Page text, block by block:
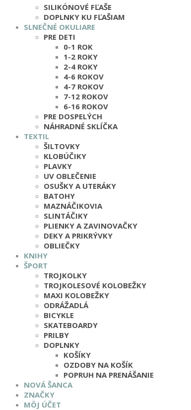
SILIKÓNOVÉ FĽAŠE
DOPLNKY KU FĽAŠIAM
SLNEČNÉ OKULIARE
PRE DETI
0-1 ROK
1-2 ROKY
2-4 ROKY
4-6 ROKOV
4-7 ROKOV
7-12 ROKOV
6-16 ROKOV
PRE DOSPELÝCH
NÁHRADNÉ SKLÍČKA
TEXTIL
ŠILTOVKY
KLOBÚČIKY
PLAVKY
UV OBLEČENIE
OSUŠKY A UTERÁKY
BATOHY
MAZNÁČIKOVIA
SLINTÁČIKY
PLIENKY A ZAVINOVAČKY
DEKY A PRIKRÝVKY
OBLIEČKY
KNIHY
ŠPORT
TROJKOLKY
TROJKOLESOVÉ KOLOBEŽKY
MAXI KOLOBEŽKY
ODRÁŽADLÁ
BICYKLE
SKATEBOARDY
PRILBY
DOPLNKY
KOŠÍKY
OZDOBY NA KOŠÍK
POPRUH NA PRENÁŠANIE
NOVÁ ŠANCA
ZNAČKY
MÔJ ÚČET